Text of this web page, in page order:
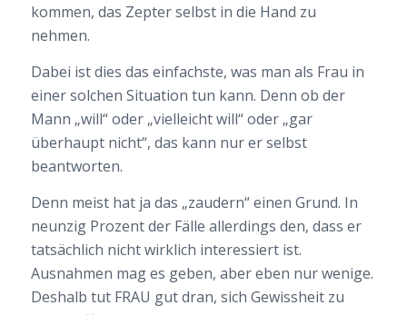
kommen, das Zepter selbst in die Hand zu
nehmen.
Dabei ist dies das einfachste, was man als Frau in
einer solchen Situation tun kann. Denn ob der
Mann „will“ oder „vielleicht will“ oder „gar
überhaupt nicht“, das kann nur er selbst
beantworten.
Denn meist hat ja das „zaudern“ einen Grund. In
neunzig Prozent der Fälle allerdings den, dass er
tatsächlich nicht wirklich interessiert ist.
Ausnahmen mag es geben, aber eben nur wenige.
Deshalb tut FRAU gut dran, sich Gewissheit zu